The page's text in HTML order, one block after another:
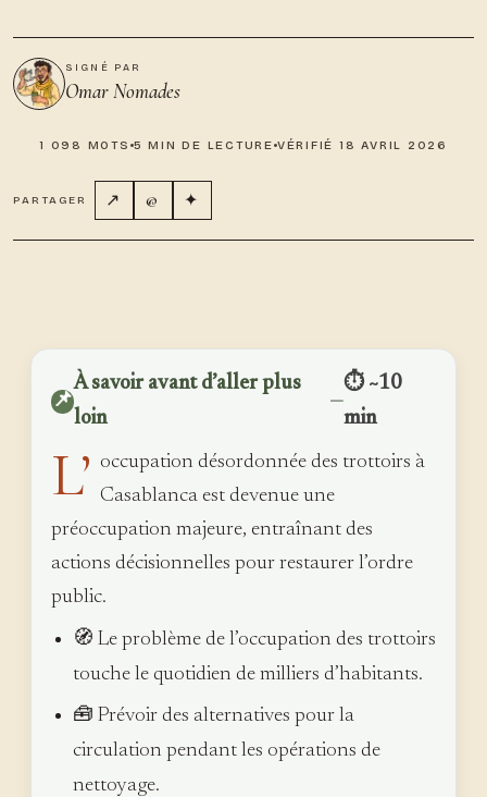
SIGNÉ PAR
Omar Nomades
1 098 MOTS 5 MIN DE LECTURE VÉRIFIÉ 18 AVRIL 2026
PARTAGER ↗ @ ✦
📌
À savoir avant d’aller plus
loin
—
⏱ ~10
min
L’ occupation désordonnée des trottoirs à
Casablanca est devenue une
préoccupation majeure, entraînant des
actions décisionnelles pour restaurer l’ordre
public.
🧭 Le problème de l’occupation des trottoirs
touche le quotidien de milliers d’habitants.
🧰 Prévoir des alternatives pour la
circulation pendant les opérations de
nettoyage.